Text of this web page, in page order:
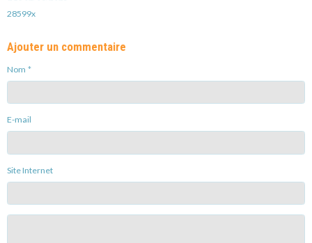
28599x
Ajouter un commentaire
Nom
E-mail
Site Internet